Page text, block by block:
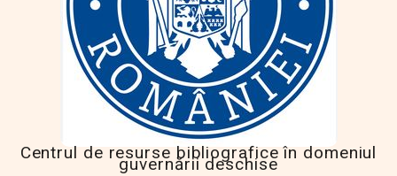
Centrul de resurse bibliografice în domeniul
guvernării deschise